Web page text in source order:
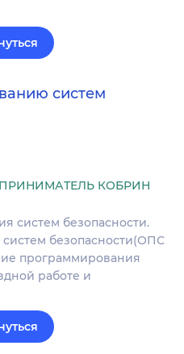
систем
КОБРИН
систем безопасности.
безопасности(ОПС
программирования
работе и